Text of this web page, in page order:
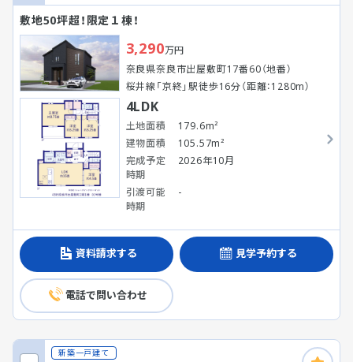
敷地50坪超！限定１棟！
3,290万円
奈良県奈良市出屋敷町17番60（地番）
桜井線「京終」駅徒歩16分（距離：1280m）
4LDK
土地面積
179.6m²
建物面積
105.57m²
完成予定
時期
2026年10月
引渡可能
時期
-
資料請求する 見学予約する
電話で問い合わせ
新築一戸建て